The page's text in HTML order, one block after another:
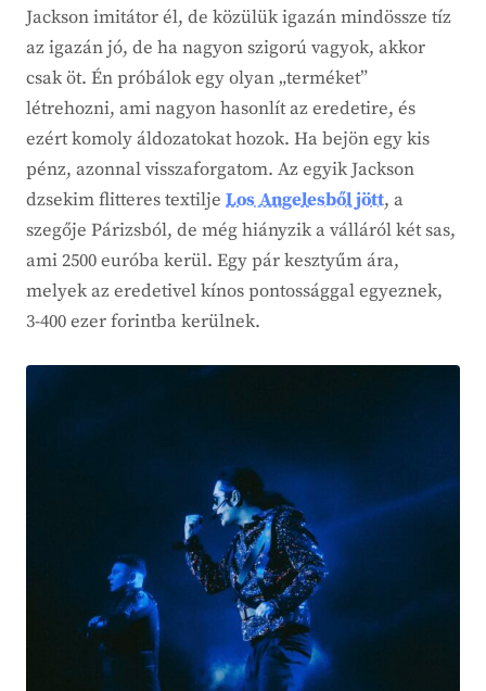
Jackson imitátor él, de közülük igazán mindössze tíz
az igazán jó, de ha nagyon szigorú vagyok, akkor
csak öt. Én próbálok egy olyan „terméket”
létrehozni, ami nagyon hasonlít az eredetire, és
ezért komoly áldozatokat hozok. Ha bejön egy kis
pénz, azonnal visszaforgatom. Az egyik Jackson
dzsekim flitteres textilje Los Angelesből jött, a
szegője Párizsból, de még hiányzik a válláról két sas,
ami 2500 euróba kerül. Egy pár kesztyűm ára,
melyek az eredetivel kínos pontossággal egyeznek,
3-400 ezer forintba kerülnek.